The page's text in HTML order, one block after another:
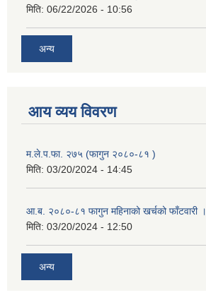
मिति: 06/22/2026 - 10:56
अन्य
आय व्यय विवरण
म.ले.प.फा. २७५ (फागुन २०८०-८१ )
मिति: 03/20/2024 - 14:45
आ.ब. २०८०-८१ फागुन महिनाको खर्चको फाँटवारी ।
मिति: 03/20/2024 - 12:50
अन्य